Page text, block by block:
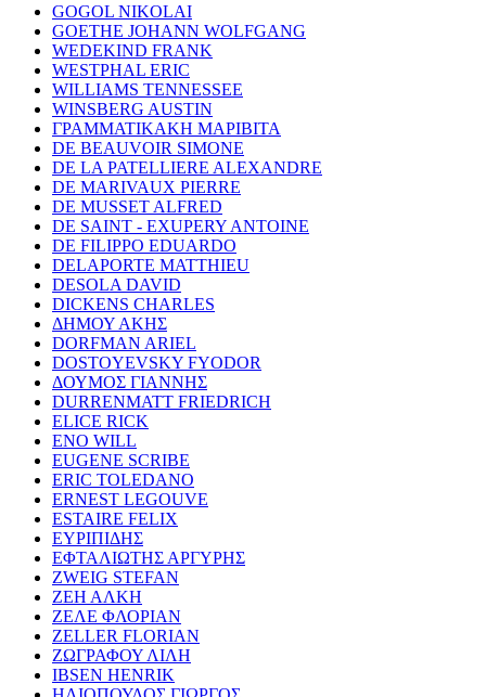
GOGOL NIKOLAI
GOETHE JOHANN WOLFGANG
WEDEKIND FRANK
WESTPHAL ERIC
WILLIAMS TENNESSEE
WINSBERG AUSTIN
ΓΡΑΜΜΑΤΙΚΑΚΗ ΜΑΡΙΒΙΤΑ
DE BEAUVOIR SIMONE
DE LA PATELLIERE ALEXANDRE
DE MARIVAUX PIERRE
DE MUSSET ALFRED
DE SAINT - EXUPERY ANTOINE
DE FILIPPO EDUARDO
DELAPORTE MATTHIEU
DESOLA DAVID
DICKENS CHARLES
ΔΗΜΟΥ ΑΚΗΣ
DORFMAN ARIEL
DOSTOYEVSKY FYODOR
ΔΟΥΜΟΣ ΓΙΑΝΝΗΣ
DURRENMATT FRIEDRICH
ELICE RICK
ENO WILL
EUGENE SCRIBE
ERIC TOLEDANO
ERNEST LEGOUVE
ESTAIRE FELIX
ΕΥΡΙΠΙΔΗΣ
ΕΦΤΑΛΙΩΤΗΣ ΑΡΓΥΡΗΣ
ZWEIG STEFAN
ΖΕΗ ΑΛΚΗ
ΖΕΛΕ ΦΛΟΡΙΑΝ
ZELLER FLORIAN
ΖΩΓΡΑΦΟΥ ΛΙΛΗ
IBSEN HENRIK